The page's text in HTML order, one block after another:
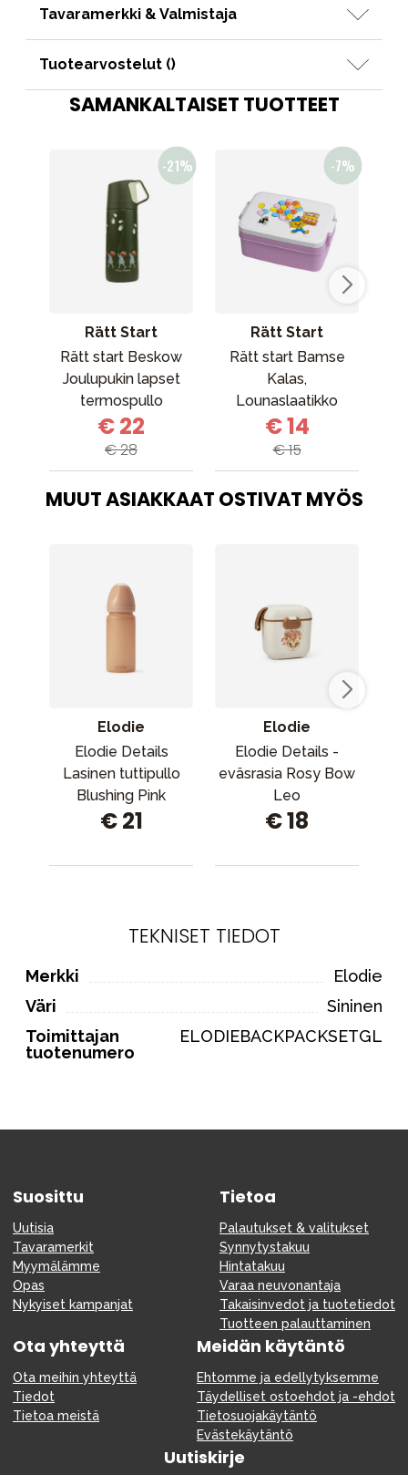
Tavaramerkki & Valmistaja
Tuotearvostelut ()
SAMANKALTAISET TUOTTEET
Rätt Start
Rätt start Beskow
Joulupukin lapset
termospullo
€ 22
€ 28
Rätt Start
Rätt start Bamse
Kalas,
Lounaslaatikko
€ 14
€ 15
MUUT ASIAKKAAT OSTIVAT MYÖS
Elodie
Elodie Details
Lasinen tuttipullo
Blushing Pink
€ 21
Elodie
Elodie Details -
eväsrasia Rosy Bow
Leo
€ 18
TEKNISET TIEDOT
Merkki
Elodie
Väri
Sininen
Toimittajan
tuotenumero
ELODIEBACKPACKSETGL
Suosittu
Uutisia
Tavaramerkit
Myymälämme
Opas
Nykyiset kampanjat
Tietoa
Palautukset & valitukset
Synnytystakuu
Hintatakuu
Varaa neuvonantaja
Takaisinvedot ja tuotetiedot
Tuotteen palauttaminen
Ota yhteyttä
Ota meihin yhteyttä
Tiedot
Tietoa meistä
Meidän käytäntö
Ehtomme ja edellytyksemme
Täydelliset ostoehdot ja -ehdot
Tietosuojakäytäntö
Evästekäytäntö
Uutiskirje